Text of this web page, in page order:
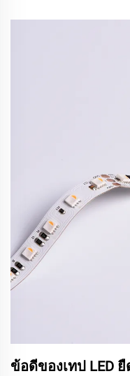
ข้อดีของเทป LED